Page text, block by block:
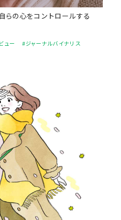
らの心をコントロールする
ュー
#ジャーナルバイナリス